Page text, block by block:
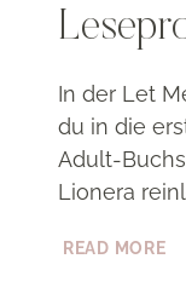
In der Let
du in die
Adult-Buchs
Lionera
READ MORE